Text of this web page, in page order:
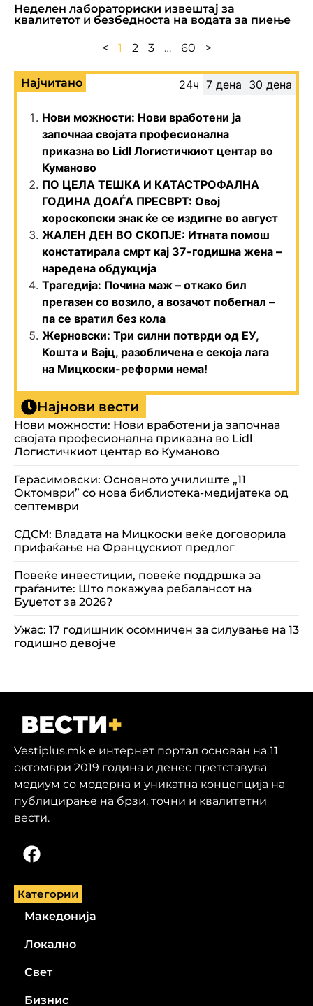
Неделен лабораториски извештај за
квалитетот и безбедноста на водата за пиење
< 1 2 3 … 60 >
Најчитано 24ч 7 дена 30 дена
Нови можности: Нови вработени ја
започнаа својата професионална
приказна во Lidl Логистичкиот центар во
Куманово
ПО ЦЕЛА ТЕШКА И КАТАСТРОФАЛНА
ГОДИНА ДОАЃА ПРЕСВРТ: Овој
хороскопски знак ќе се издигне во август
ЖАЛЕН ДЕН ВО СКОПЈЕ: Итната помош
констатирала смрт кај 37-годишна жена –
наредена обдукција
Трагедија: Почина маж – откако бил
прегазен со возило, а возачот побегнал –
па се вратил без кола
Жерновски: Три силни потврди од ЕУ,
Кошта и Вајц, разобличена е секоја лага
на Мицкоски-реформи нема!
Најнови вести
Нови можности: Нови вработени ја започнаа
својата професионална приказна во Lidl
Логистичкиот центар во Куманово
Герасимовски: Основното училиште „11
Октомври” со нова библиотека-медијатека од
септември
СДСМ: Владата на Мицкоски веќе договорила
прифаќање на Францускиот предлог
Повеќе инвестиции, повеќе поддршка за
граѓаните: Што покажува ребалансот на
Буџетот за 2026?
Ужас: 17 годишник осомничен за силување на 13
годишно девојче
Vestiplus.mk е интернет портал основан на 11
октомври 2019 година и денес претставува
медиум со модерна и уникатна концепција на
публицирање на брзи, точни и квалитетни
вести.
Категории
Македонија
Локално
Свет
Бизнис